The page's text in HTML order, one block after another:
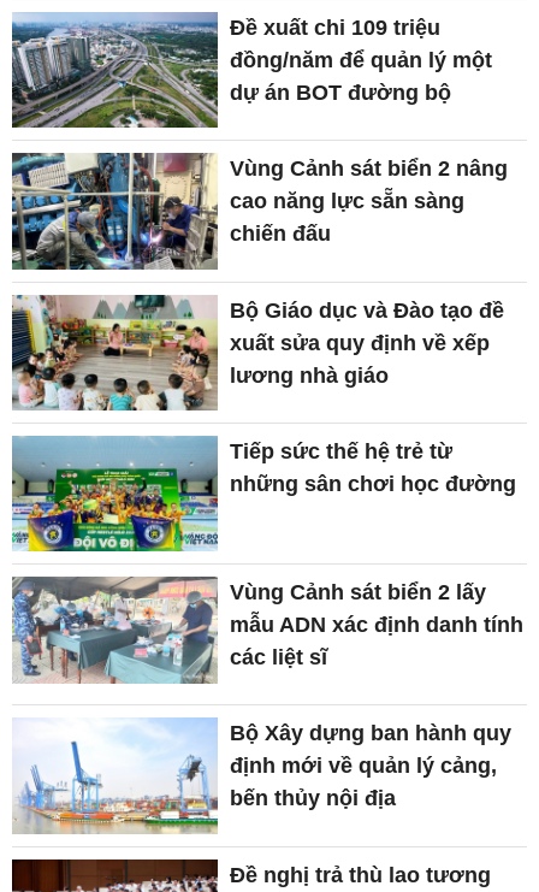
Đề xuất chi 109 triệu
đồng/năm để quản lý một
dự án BOT đường bộ
Vùng Cảnh sát biển 2 nâng
cao năng lực sẵn sàng
chiến đấu
Bộ Giáo dục và Đào tạo đề
xuất sửa quy định về xếp
lương nhà giáo
Tiếp sức thế hệ trẻ từ
những sân chơi học đường
Vùng Cảnh sát biển 2 lấy
mẫu ADN xác định danh tính
các liệt sĩ
Bộ Xây dựng ban hành quy
định mới về quản lý cảng,
bến thủy nội địa
Đề nghị trả thù lao tương